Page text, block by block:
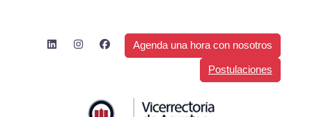
Agenda una hora con nosotros
Postulaciones